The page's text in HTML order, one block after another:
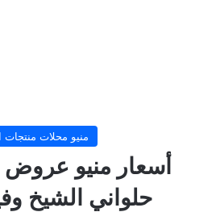
منيو محلات منتجات
أسعار منيو
حلواني الشيخ وفيق